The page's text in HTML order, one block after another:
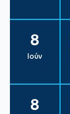
8
Ιούν
8